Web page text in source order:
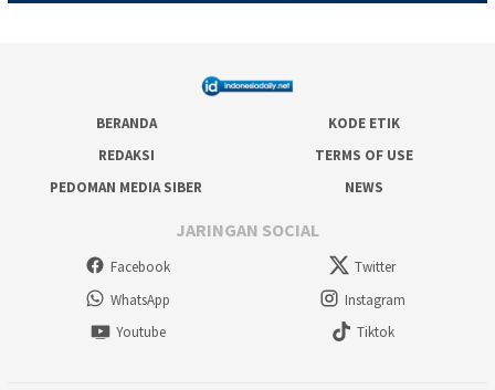
BERANDA
KODE ETIK
REDAKSI
TERMS OF USE
PEDOMAN MEDIA SIBER
NEWS
JARINGAN SOCIAL
Facebook
Twitter
WhatsApp
Instagram
Youtube
Tiktok